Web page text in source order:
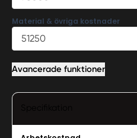
Material & övriga kostnader
Avancerade funktioner